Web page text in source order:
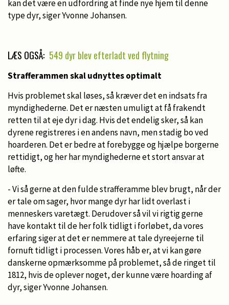
kan det være en udfordring at finde nye hjem til denne
type dyr, siger Yvonne Johansen.
LÆS OGSÅ: 549 dyr blev efterladt ved flytning
Strafferammen skal udnyttes optimalt
Hvis problemet skal løses, så kræver det en indsats fra
myndighederne. Det er næsten umuligt at få frakendt
retten til at eje dyr i dag. Hvis det endelig sker, så kan
dyrene registreres i en andens navn, men stadig bo ved
hoarderen. Det er bedre at forebygge og hjælpe borgerne
rettidigt, og her har myndighederne et stort ansvar at
løfte.
- Vi så gerne at den fulde strafferamme blev brugt, når der
er tale om sager, hvor mange dyr har lidt overlast i
menneskers varetægt. Derudover så vil vi rigtig gerne
have kontakt til de her folk tidligt i forløbet, da vores
erfaring siger at det er nemmere at tale dyreejerne til
fornuft tidligt i processen. Vores håb er, at vi kan gøre
danskerne opmærksomme på problemet, så de ringet til
1812, hvis de oplever noget, der kunne være hoarding af
dyr, siger Yvonne Johansen.